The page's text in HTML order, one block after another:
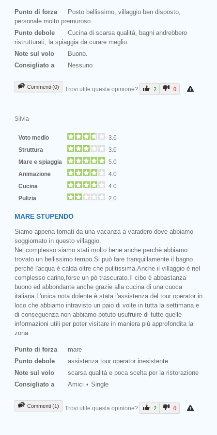
Punto di forza
Posto bellissimo, villaggio ben disposto,
personale molto premuroso.
Punto debole
Cucina di scarsa qualità, bagni andrebbero
ristrutturati, la spiaggia da curare meglio.
Note sul volo
Buono.
Consigliato a
Nessuno
Commenti (0) Trovi utile questa opinione? 2 0
Silvia
Voto medio
3.6
Struttura
3.0
Mare e spiaggia
5.0
Animazione
4.0
Cucina
4.0
Pulizia
2.0
MARE STUPENDO
Siamo appena tornati da una vacanza a varadero dove abbiamo
soggiornato in questo villaggio.
Nel complesso siamo stati molto bene anche perchè abbiamo
trovato un bellissimo tempo.Si può fare tranquillamente il bagno
perchè l'acqua è calda oltre che pulitissima.Anche il villaggio è nel
complesso carino,forse un pò trascurato.Il cibo è abbastanza
buono ed abbondante anche grazie alla cucina di una cuoca
italiana.L'unica nota dolente è stata l'assistenza del tour operator in
loco che abbiamo intravisto un paio di volte in tutta la settimana e
di conseguenza non abbiamo potuto usufruire di tutte quelle
informazioni utili per poter visitare in maniera più approfondita la
zona.
Punto di forza
mare
Punto debole
assistenza tour operator inesistente
Note sul volo
scarsa qualità e poca scelta per la ristorazione
Consigliato a
Amici Single
Commenti (1) Trovi utile questa opinione? 2 0